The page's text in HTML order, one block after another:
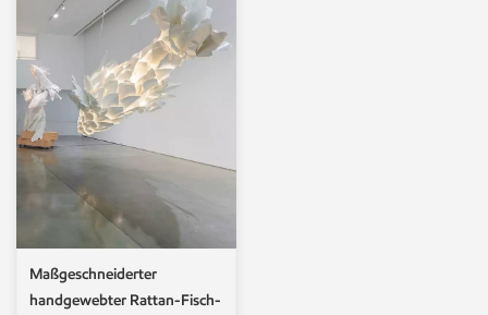
Maßgeschneiderter
handgewebter Rattan-Fisch-